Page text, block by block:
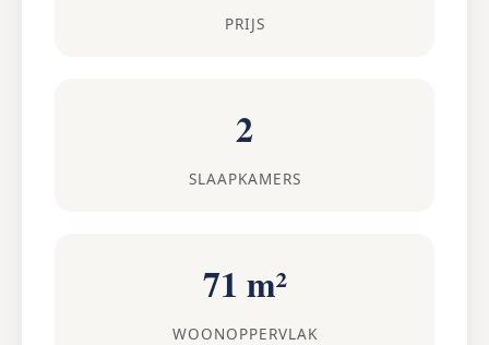
PRIJS
2
SLAAPKAMERS
71 m²
WOONOPPERVLAK